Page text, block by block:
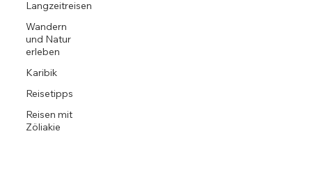
Langzeitreisen
Wandern
und Natur
erleben
Karibik
Reisetipps
Reisen mit
Zöliakie